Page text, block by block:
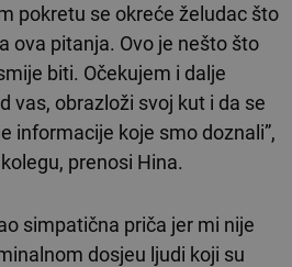
pokretu se okreće želudac što
ova pitanja. Ovo je nešto što
biti. Očekujem i dalje
vas, obrazloži svoj kut i da se
informacije koje smo doznali”,
prenosi Hina.
simpatična priča jer mi nije
dosjeu ljudi koji su